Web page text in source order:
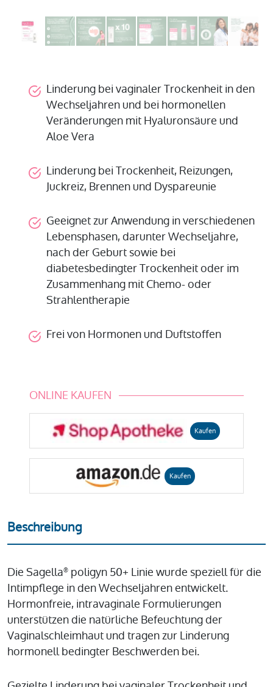
Linderung bei vaginaler Trockenheit in den
Wechseljahren und bei hormonellen
Veränderungen mit Hyaluronsäure und
Aloe Vera
Linderung bei Trockenheit, Reizungen,
Juckreiz, Brennen und Dyspareunie
Geeignet zur Anwendung in verschiedenen
Lebensphasen, darunter Wechseljahre,
nach der Geburt sowie bei
diabetesbedingter Trockenheit oder im
Zusammenhang mit Chemo- oder
Strahlentherapie
Frei von Hormonen und Duftstoffen
ONLINE KAUFEN
Kaufen
Kaufen
Beschreibung
Die Sagella® poligyn 50+ Linie wurde speziell für die
Intimpflege in den Wechseljahren entwickelt.
Hormonfreie, intravaginale Formulierungen
unterstützen die natürliche Befeuchtung der
Vaginalschleimhaut und tragen zur Linderung
hormonell bedingter Beschwerden bei.